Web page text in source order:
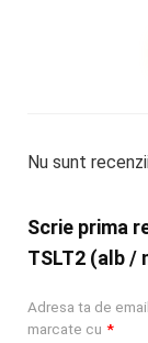
Nu sunt
Scrie prima
TSLT2 (alb /
Adresa ta de
marcate cu *